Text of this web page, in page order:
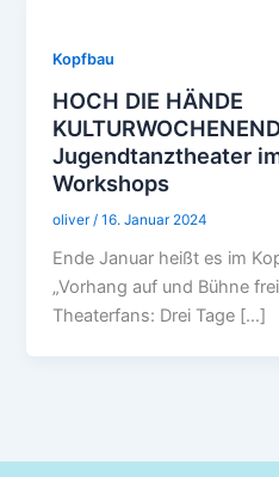
Kopfbau
HOCH DIE HÄNDE
Jugendtanztheater
Workshops
oliver /16. Januar 2024
Ende Januar heißt es im
„Vorhang auf und Bühne
Theaterfans: Drei Tage […]